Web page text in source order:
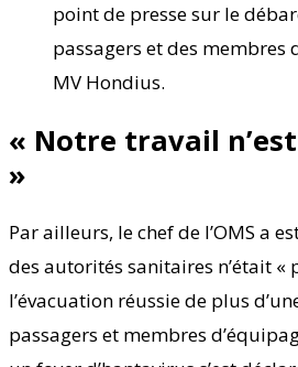
point de presse sur le
passagers et des membres
MV Hondius.
« Notre travail
»
Par ailleurs, le chef de l’OMS a
des autorités sanitaires n’était «
l’évacuation réussie de plus
passagers et membres